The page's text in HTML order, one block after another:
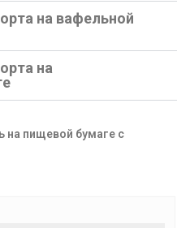
на вафельной
на
на пищевой бумаге с